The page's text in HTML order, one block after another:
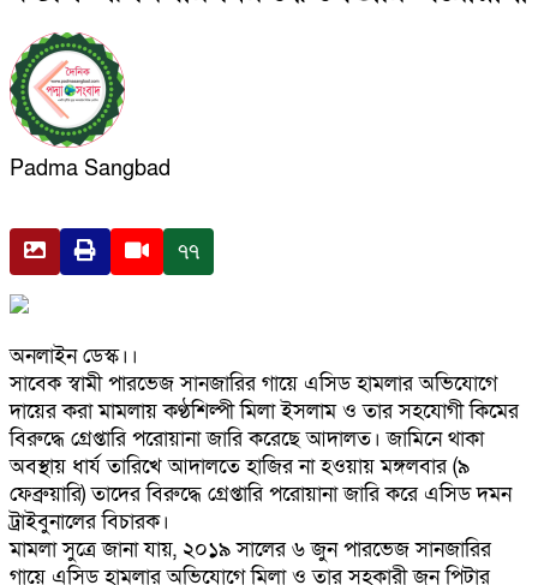
Padma Sangbad
৭৭
অনলাইন ডেস্ক।।
সাবেক স্বামী পারভেজ সানজারির গায়ে এসিড হামলার অভিযোগে
দায়ের করা মামলায় কণ্ঠশিল্পী মিলা ইসলাম ও তার সহযোগী কিমের
বিরুদ্ধে গ্রেপ্তারি পরোয়ানা জারি করেছে আদালত। জামিনে থাকা
অবস্থায় ধার্য তারিখে আদালতে হাজির না হওয়ায় মঙ্গলবার (৯
ফেব্রুয়ারি) তাদের বিরুদ্ধে গ্রেপ্তারি পরোয়ানা জারি করে এসিড দমন
ট্রাইবুনালের বিচারক।
মামলা সুত্রে জানা যায়, ২০১৯ সালের ৬ জুন পারভেজ সানজারির
গায়ে এসিড হামলার অভিযোগে মিলা ও তার সহকারী জন পিটার